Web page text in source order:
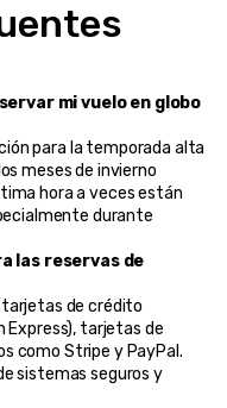
mi vuelo en globo
para la temporada alta
meses de invierno
hora a veces están
durante
las reservas de
tarjetas de crédito
Express), tarjetas de
como Stripe y PayPal.
sistemas seguros y